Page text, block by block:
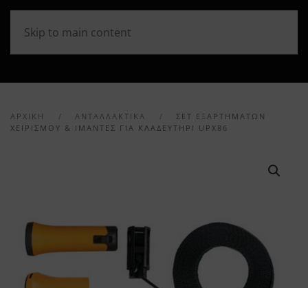
Skip to main content
ΑΡΧΙΚΉ ΑΝΤΑΛΛΑΚΤΙΚΑ
ΣΕΤ ΕΞΑΡΤΗΜΆΤΩΝ
ΧΕΙΡΙΣΜΟΎ & ΙΜΆΝΤΕΣ ΓΙΑ ΚΛΑΔΕΥΤΉΡΙ UPX86